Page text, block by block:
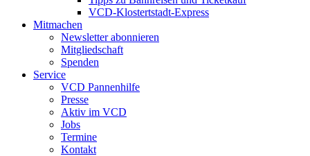
VCD-Klostertstadt-Express
Mitmachen
Newsletter abonnieren
Mitgliedschaft
Spenden
Service
VCD Pannenhilfe
Presse
Aktiv im VCD
Jobs
Termine
Kontakt